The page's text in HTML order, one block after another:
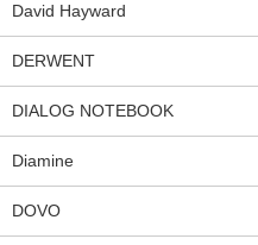
David Hayward
DERWENT
DIALOG NOTEBOOK
Diamine
DOVO